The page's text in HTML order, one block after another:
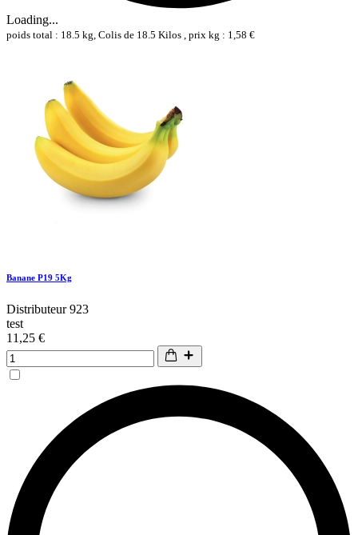
Loading...
poids total : 18.5 kg, Colis de 18.5 Kilos , prix kg : 1,58 €
Banane P19 5Kg
Distributeur 923
test
11,25 €